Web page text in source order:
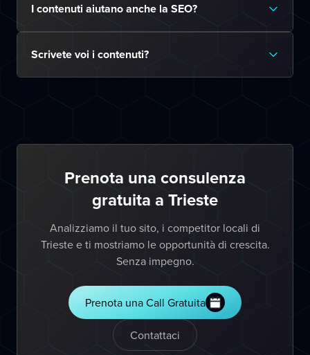
I contenuti aiutano anche la SEO?
Scrivete voi i contenuti?
Prenota una consulenza
gratuita a Trieste
Analizziamo il tuo sito, i competitor locali di
Trieste e ti mostriamo le opportunità di crescita.
Senza impegno.
Prenota una Call Gratuita
Contattaci